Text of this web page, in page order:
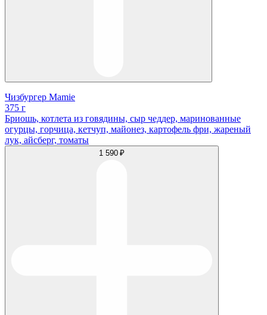
Чизбургер Mamie
375 г
Бриошь, котлета из говядины, сыр чеддер, маринованные
огурцы, горчица, кетчуп, майонез, картофель фри, жареный
лук, айсберг, томаты
1 590 ₽